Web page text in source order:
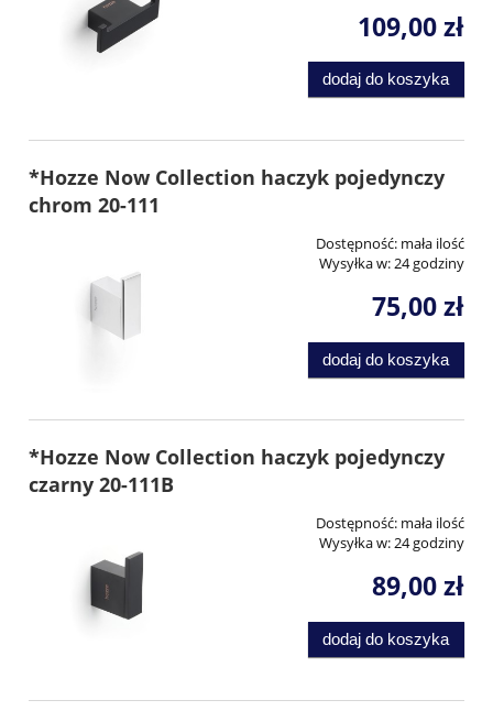
109,00 zł
dodaj do koszyka
*Hozze Now Collection haczyk pojedynczy
chrom 20-111
Dostępność: mała ilość
Wysyłka w: 24 godziny
75,00 zł
dodaj do koszyka
*Hozze Now Collection haczyk pojedynczy
czarny 20-111B
Dostępność: mała ilość
Wysyłka w:24 godziny
89,00 zł
dodaj do koszyka